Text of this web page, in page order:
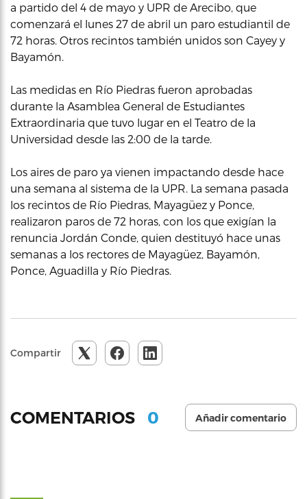
a partido del 4 de mayo y UPR de Arecibo, que
comenzará el lunes 27 de abril un paro estudiantil de
72 horas. Otros recintos también unidos son Cayey y
Bayamón.
Las medidas en Río Piedras fueron aprobadas
durante la Asamblea General de Estudiantes
Extraordinaria que tuvo lugar en el Teatro de la
Universidad desde las 2:00 de la tarde.
Los aires de paro ya vienen impactando desde hace
una semana al sistema de la UPR. La semana pasada
los recintos de Río Piedras, Mayagüez y Ponce,
realizaron paros de 72 horas, con los que exigían la
renuncia Jordán Conde, quien destituyó hace unas
semanas a los rectores de Mayagüez, Bayamón,
Ponce, Aguadilla y Río Piedras.
Compartir
COMENTARIOS 0 Añadir comentario